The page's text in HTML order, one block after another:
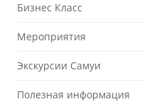
Бизнес Класс
Мероприятия
Экскурсии Самуи
Полезная информация